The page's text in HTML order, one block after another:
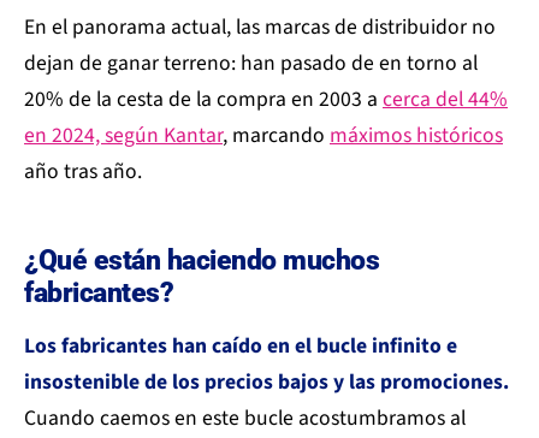
En el panorama actual, las marcas de distribuidor no
dejan de ganar terreno: han pasado de en torno al
20% de la cesta de la compra en 2003 a cerca del 44%
en 2024, según Kantar, marcando máximos históricos
año tras año.
¿Qué están haciendo muchos
fabricantes?
Los fabricantes han caído en el bucle infinito e
insostenible de los precios bajos y las promociones.
Cuando caemos en este bucle acostumbramos al